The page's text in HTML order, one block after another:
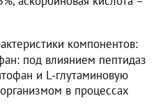
компонентов:
под влиянием пептидаз
и L-глутаминовую
в процессах